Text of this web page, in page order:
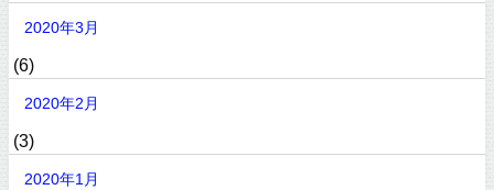
2020年3月
(6)
2020年2月
(3)
2020年1月